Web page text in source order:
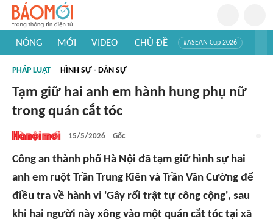
NÓNG MỚI VIDEO CHỦ ĐỀ #ASEAN Cup 2026
#Khám phá thế giới
PHÁP LUẬT HÌNH SỰ - DÂN SỰ
Tạm giữ hai anh em hành hung phụ nữ
trong quán cắt tóc
15/5/2026 Gốc
Công an thành phố Hà Nội đã tạm giữ hình sự hai
anh em ruột Trần Trung Kiên và Trần Văn Cường để
điều tra về hành vi 'Gây rối trật tự công cộng', sau
khi hai người này xông vào một quán cắt tóc tại xã